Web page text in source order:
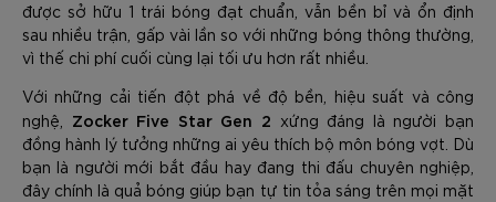
được sở hữu 1 trái bóng đạt chuẩn, vẫn bền bỉ và ổn định
sau nhiều trận, gấp vài lần so với những bóng thông thường,
vì thế chi phí cuối cùng lại tối ưu hơn rất nhiều.
Với những cải tiến đột phá về độ bền, hiệu suất và công
nghệ, Zocker Five Star Gen 2 xứng đáng là người bạn
đồng hành lý tưởng những ai yêu thích bộ môn bóng vợt. Dù
bạn là người mới bắt đầu hay đang thi đấu chuyên nghiệp,
đây chính là quả bóng giúp bạn tự tin tỏa sáng trên mọi mặt